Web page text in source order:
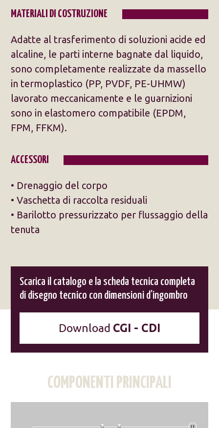
MATERIALI DI COSTRUZIONE
Adatte al trasferimento di soluzioni acide ed
alcaline, le parti interne bagnate dal liquido,
sono completamente realizzate da massello
in termoplastico (PP, PVDF, PE-UHMW)
lavorato meccanicamente e le guarnizioni
sono in elastomero compatibile (EPDM,
FPM, FFKM).
ACCESSORI
• Drenaggio del corpo
• Vaschetta di raccolta residuali
• Barilotto pressurizzato per flussaggio della
tenuta
Scarica il catalogo e la scheda tecnica completa
di disegno tecnico con dimensioni d’ingombro
Download CGI - CDI
COMPONENTI PRINCIPALI